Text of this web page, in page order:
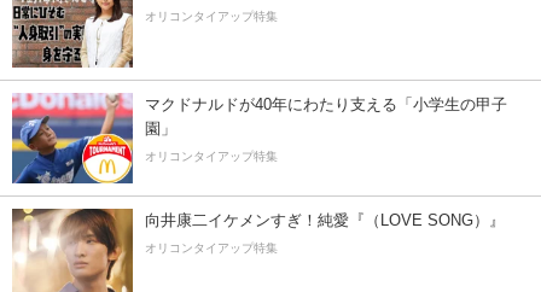
オリコンタイアップ特集
マクドナルドが40年にわたり支える「小学生の甲子
園」
オリコンタイアップ特集
向井康二イケメンすぎ！純愛『（LOVE SONG）』
オリコンタイアップ特集